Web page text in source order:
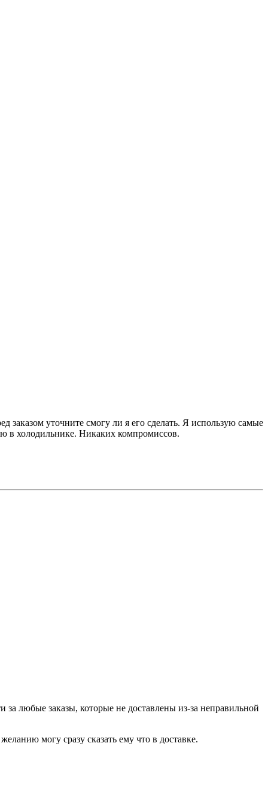
заказом уточните смогу ли я его сделать. Я использую самые
в холодильнике. Никаких компромиссов.
любые заказы, которые не доставлены из-за неправильной
могу сразу сказать ему что в доставке.